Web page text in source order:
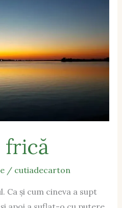
frică
/ cutiadecarton
Ca și cum cineva a supt